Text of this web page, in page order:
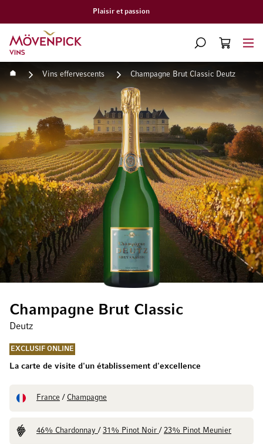
Livraison gratuite à partir de CHF 300.–
Aller à la page d'accueil
CHERCHERPANIER
Accueil Vins effervescents Champagne Brut Classic Deutz
Champagne Brut Classic
Deutz
EXCLUSIF ONLINE
La carte de visite d'un établissement d'excellence
France / Champagne
46% Chardonnay/ 31% Pinot Noir/ 23% Pinot Meunier
Passer à la fin de la galerie d’images
Passer au début de la